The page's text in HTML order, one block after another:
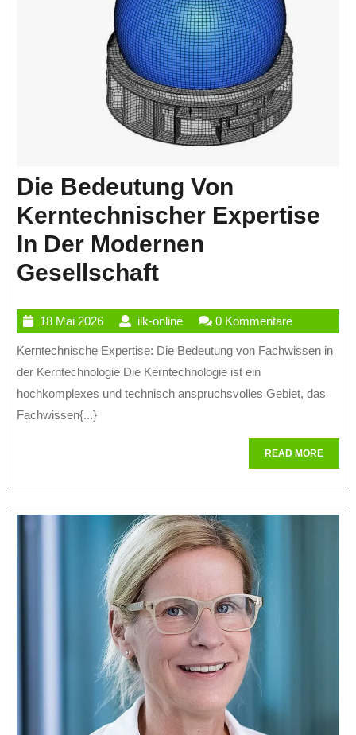
Die Bedeutung Von
Kerntechnischer Expertise
In Der Modernen
GesellschaftDie
Von
Kerntechnischer
Expertise
Modernen
Gesellschaft
18 Mai 202618
Mai
2026
ilk-onlineilk-
online
0 Kommentare
Kerntechnische Expertise: Die Bedeutung von Fachwissen in
der Kerntechnologie Die Kerntechnologie ist ein
hochkomplexes und technisch anspruchsvolles Gebiet, das
Fachwissen{...}
READ MOREREAD
MORE